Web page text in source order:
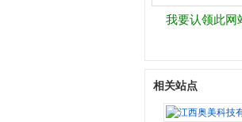
我要认领此网
相关站点